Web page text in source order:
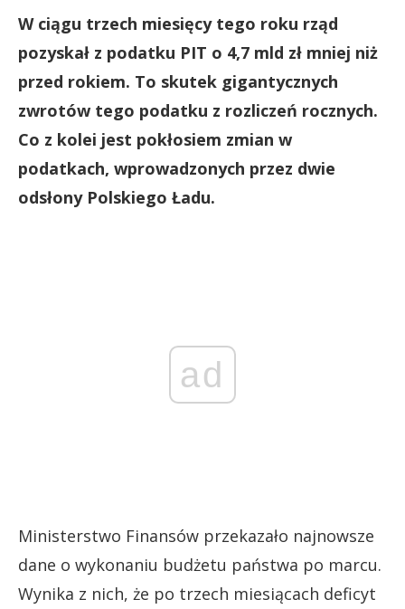
W ciągu trzech miesięcy tego roku rząd
pozyskał z podatku PIT o 4,7 mld zł mniej niż
przed rokiem. To skutek gigantycznych
zwrotów tego podatku z rozliczeń rocznych.
Co z kolei jest pokłosiem zmian w
podatkach, wprowadzonych przez dwie
odsłony Polskiego Ładu.
ad
Ministerstwo Finansów przekazało najnowsze
dane o wykonaniu budżetu państwa po marcu.
Wynika z nich, że po trzech miesiącach deficyt